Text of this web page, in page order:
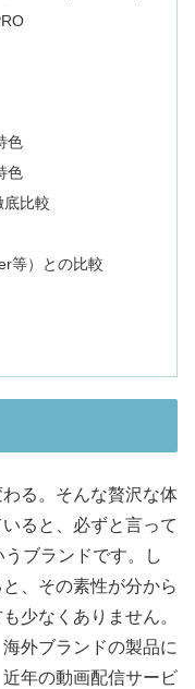
色
色
底比較
等）との比較
る。そんな贅沢な体
ると、必ずと言って
うブランドです。し
、その素性が分から
少なくありません。
外ブランドの製品に
年の動画配信サービ